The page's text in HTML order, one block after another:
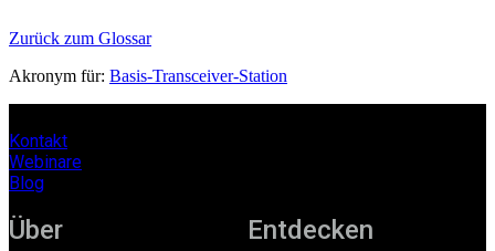
Suppliers
Zurück zum Glossar
Akronym für: Basis-Transceiver-Station
Kontakt
Webinare
Blog
Über Entdecken